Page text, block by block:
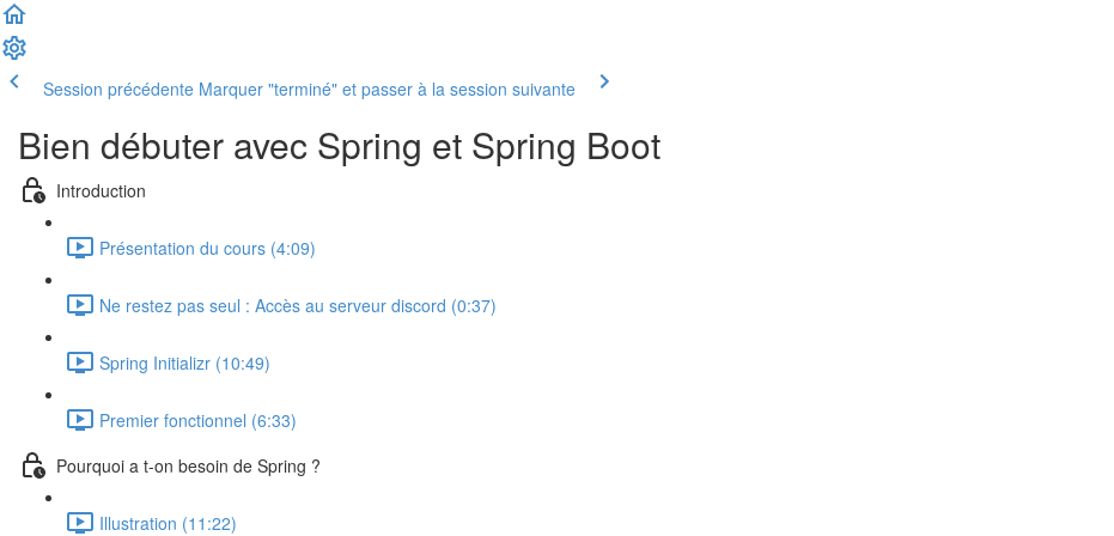
Session précédente Marquer "terminé" et passer à la session suivante
Bien débuter avec Spring et Spring Boot
Introduction
Présentation du cours (4:09)
Ne restez pas seul : Accès au serveur discord (0:37)
Spring Initializr (10:49)
Premier fonctionnel (6:33)
Pourquoi a t-on besoin de Spring ?
Illustration (11:22)